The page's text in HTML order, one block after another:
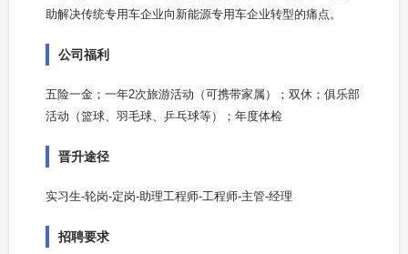
助解决传统专用车企业向新能源专用车企业转型的痛点。
公司福利
五险一金；一年2次旅游活动（可携带家属）；双休；俱乐部
活动（篮球、羽毛球、乒乓球等）；年度体检
晋升途径
实习生-轮岗-定岗-助理工程师-工程师-主管-经理
招聘要求